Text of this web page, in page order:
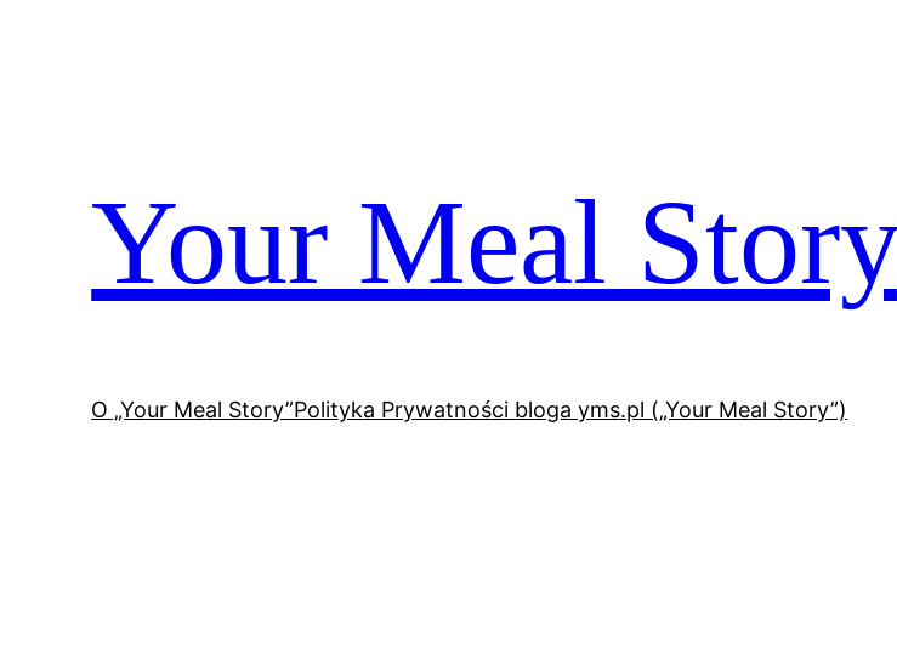
Your Meal
O „Your Meal Story”Polityka Prywatności bloga yms.pl („Your Meal Story”)